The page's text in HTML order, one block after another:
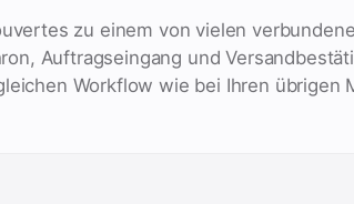
zu einem von vielen
Auftragseingang und
Workflow wie bei Ihren übrigen